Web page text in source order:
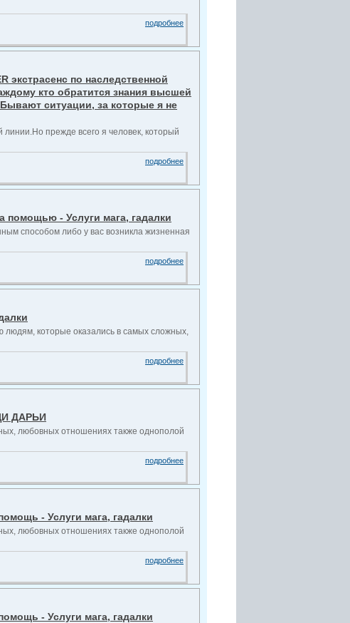
подробнее
экстрасенс по наследственной
кто обратится знания высшей
ситуации, за которые я не
прежде всего я человек, который
подробнее
помощью - Услуги мага, гадалки
способом либо у вас возникла жизненная
подробнее
людям, которые оказались в самых сложных,
подробнее
ДАРЬИ
любовных отношениях также однополой
подробнее
- Услуги мага, гадалки
любовных отношениях также однополой
подробнее
- Услуги мага, гадалки